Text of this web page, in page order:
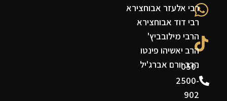
050-
2500-
902
רבי אלעזר אבוחצירא
רבי דוד אבוחצירא
הרבי מילובביץ'
הרב יאשיהו פינטו
הרב יורם אברג'יל